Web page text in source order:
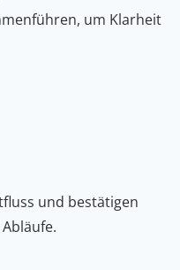
um Klarheit
und bestätigen